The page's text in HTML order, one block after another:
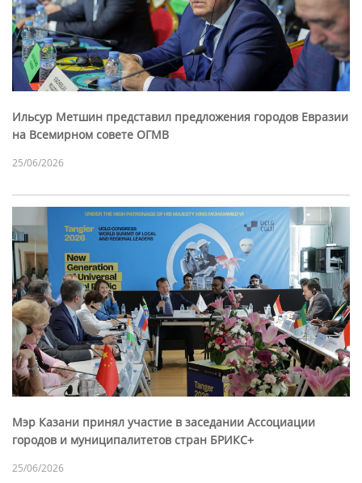
Ильсур Метшин представил предложения городов Евразии
на Всемирном совете ОГМВ
25/06/2026
Мэр Казани принял участие в заседании Ассоциации
городов и муниципалитетов стран БРИКС+
25/06/2026